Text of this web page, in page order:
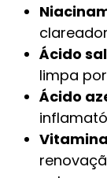
Ácido
limpa
Ácido